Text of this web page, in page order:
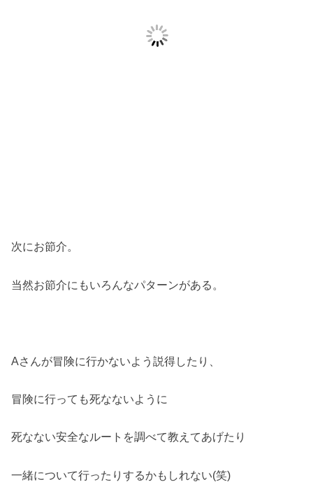
次にお節介。
当然お節介にもいろんなパターンがある。
Aさんが冒険に行かないよう説得したり、
冒険に行っても死なないように
死なない安全なルートを調べて教えてあげたり
一緒について行ったりするかもしれない(笑)